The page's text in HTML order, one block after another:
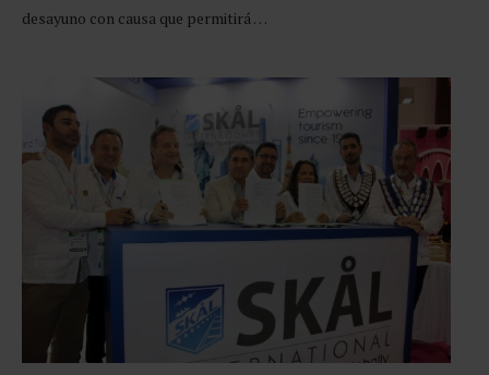
desayuno con causa que permitirá …